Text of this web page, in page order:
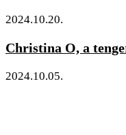
2024.10.20.
Christina O, a
2024.10.05.